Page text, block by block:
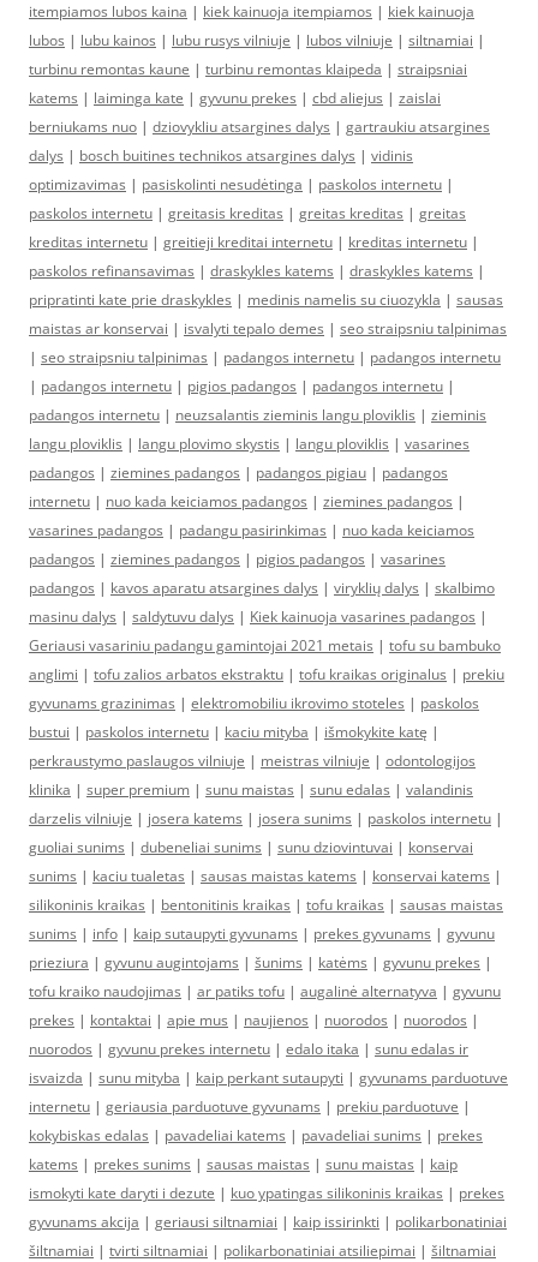
itempiamos lubos kaina | kiek kainuoja itempiamos | kiek kainuoja
lubos | lubu kainos | lubu rusys vilniuje | lubos vilniuje | siltnamiai |
turbinu remontas kaune | turbinu remontas klaipeda | straipsniai
katems | laiminga kate | gyvunu prekes | cbd aliejus | zaislai
berniukams nuo | dziovykliu atsargines dalys | gartraukiu atsargines
dalys | bosch buitines technikos atsargines dalys | vidinis
optimizavimas | pasiskolinti nesudėtinga | paskolos internetu |
paskolos internetu | greitasis kreditas | greitas kreditas | greitas
kreditas internetu | greitieji kreditai internetu | kreditas internetu |
paskolos refinansavimas | draskykles katems | draskykles katems |
pripratinti kate prie draskykles | medinis namelis su ciuozykla | sausas
maistas ar konservai | isvalyti tepalo demes | seo straipsniu talpinimas
| seo straipsniu talpinimas | padangos internetu | padangos internetu
| padangos internetu | pigios padangos | padangos internetu |
padangos internetu | neuzsalantis zieminis langu ploviklis | zieminis
langu ploviklis | langu plovimo skystis | langu ploviklis | vasarines
padangos | ziemines padangos | padangos pigiau | padangos
internetu | nuo kada keiciamos padangos | ziemines padangos |
vasarines padangos | padangu pasirinkimas | nuo kada keiciamos
padangos | ziemines padangos | pigios padangos | vasarines
padangos | kavos aparatu atsargines dalys | viryklių dalys | skalbimo
masinu dalys | saldytuvu dalys | Kiek kainuoja vasarines padangos |
Geriausi vasariniu padangu gamintojai 2021 metais | tofu su bambuko
anglimi | tofu zalios arbatos ekstraktu | tofu kraikas originalus | prekiu
gyvunams grazinimas | elektromobiliu ikrovimo stoteles | paskolos
bustui | paskolos internetu | kaciu mityba | išmokykite katę |
perkraustymo paslaugos vilniuje | meistras vilniuje | odontologijos
klinika | super premium | sunu maistas | sunu edalas | valandinis
darzelis vilniuje | josera katems | josera sunims | paskolos internetu |
guoliai sunims | dubeneliai sunims | sunu dziovintuvai | konservai
sunims | kaciu tualetas | sausas maistas katems | konservai katems |
silikoninis kraikas | bentonitinis kraikas | tofu kraikas | sausas maistas
sunims | info | kaip sutaupyti gyvunams | prekes gyvunams | gyvunu
prieziura | gyvunu augintojams | šunims | katėms | gyvunu prekes |
tofu kraiko naudojimas | ar patiks tofu | augalinė alternatyva | gyvunu
prekes | kontaktai | apie mus | naujienos | nuorodos | nuorodos |
nuorodos | gyvunu prekes internetu | edalo itaka | sunu edalas ir
isvaizda | sunu mityba | kaip perkant sutaupyti | gyvunams parduotuve
internetu | geriausia parduotuve gyvunams | prekiu parduotuve |
kokybiskas edalas | pavadeliai katems | pavadeliai sunims | prekes
katems | prekes sunims | sausas maistas | sunu maistas | kaip
ismokyti kate daryti i dezute | kuo ypatingas silikoninis kraikas | prekes
gyvunams akcija | geriausi siltnamiai | kaip issirinkti | polikarbonatiniai
šiltnamiai | tvirti siltnamiai | polikarbonatiniai atsiliepimai | šiltnamiai